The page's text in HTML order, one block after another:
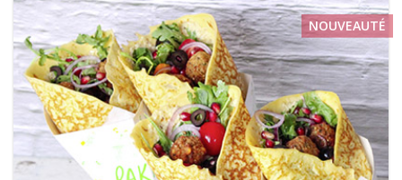
NOUVEAUTÉ